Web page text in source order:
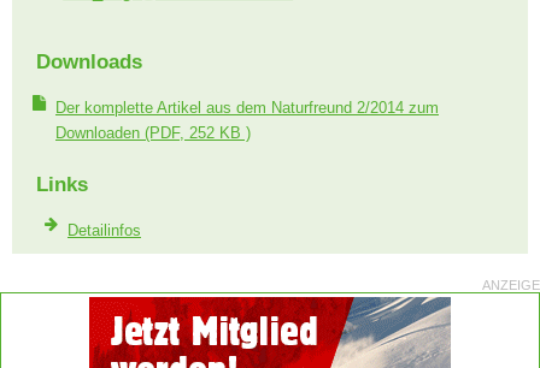
Downloads
Der komplette Artikel aus dem Naturfreund 2/2014 zum
Downloaden (PDF, 252 KB )
Links
Detailinfos
ANZEIGE